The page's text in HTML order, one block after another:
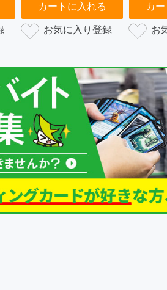
カートに入れる カ